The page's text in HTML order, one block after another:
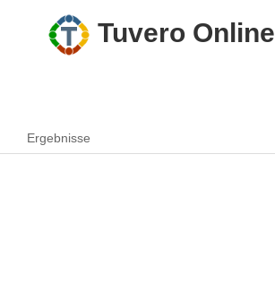
Tuvero Online
Ergebnisse